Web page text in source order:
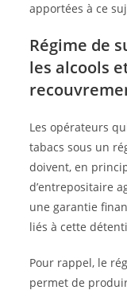
apportées à ce
Régime de
les alcools
Les opérateurs
tabacs sous un
doivent, en
d’entrepositaire
une garantie
liés à cette
Pour rappel, le
permet de